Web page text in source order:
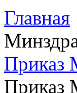
Главная
Приказ
Приказ